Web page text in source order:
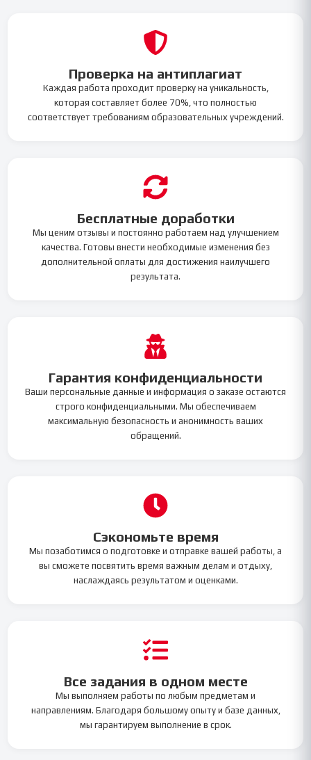
Проверка на антиплагиат
Каждая работа проходит проверку на уникальность,
которая составляет более 70%, что полностью
соответствует требованиям образовательных учреждений.
Бесплатные доработки
Мы ценим отзывы и постоянно работаем над улучшением
качества. Готовы внести необходимые изменения без
дополнительной оплаты для достижения наилучшего
результата.
Гарантия конфиденциальности
Ваши персональные данные и информация о заказе остаются
строго конфиденциальными. Мы обеспечиваем
максимальную безопасность и анонимность ваших
обращений.
Сэкономьте время
Мы позаботимся о подготовке и отправке вашей работы, а
вы сможете посвятить время важным делам и отдыху,
наслаждаясь результатом и оценками.
Все задания в одном месте
Мы выполняем работы по любым предметам и
направлениям. Благодаря большому опыту и базе данных,
мы гарантируем выполнение в срок.